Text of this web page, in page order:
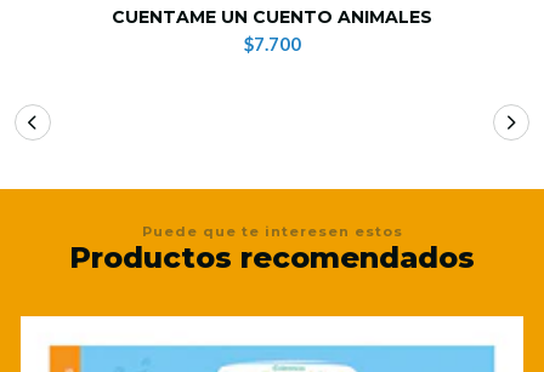
CUENTAME UN CUENTO ANIMALES
$7.700
Puede que te interesen estos
Productos recomendados